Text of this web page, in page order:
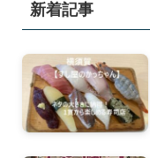
新着記事